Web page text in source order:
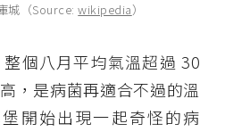
城（Source:wikipedia）
個八月平均氣溫超過 30
，是病菌再適合不過的溫
開始出現一起奇怪的病